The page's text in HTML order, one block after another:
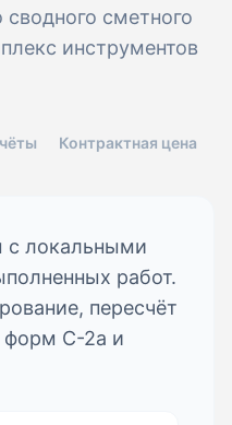
сметного
инструментов
Контрактная цена
с локальными
работ.
пересчёт
форм С-2а и